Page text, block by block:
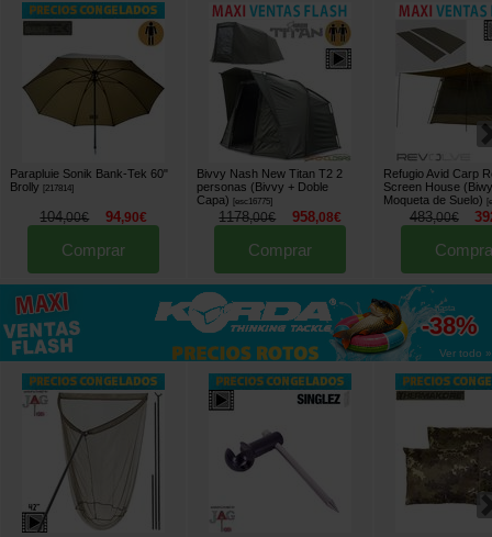
Parapluie Sonik Bank-Tek 60"
Brolly
[217814]
104,00€ 94,90€
Comprar
Bivvy Nash New Titan T2 2
personas (Bivvy + Doble
Capa)
[esc16775]
1178,00€ 958,08€
Comprar
Refugio Avid Carp
Screen House
Moqueta de Suelo)
[
483,00€
hasta
-38%
Ver todo »